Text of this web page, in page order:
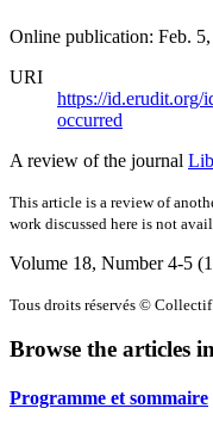
Online publication: Feb.
URI
https://id.erudit.org/
occurred
A review of the journal
This article is a review of
work discussed here is not
Volume 18, Number 4-5
Tous droits réservés ©
Browse the articles
Programme et sommaire